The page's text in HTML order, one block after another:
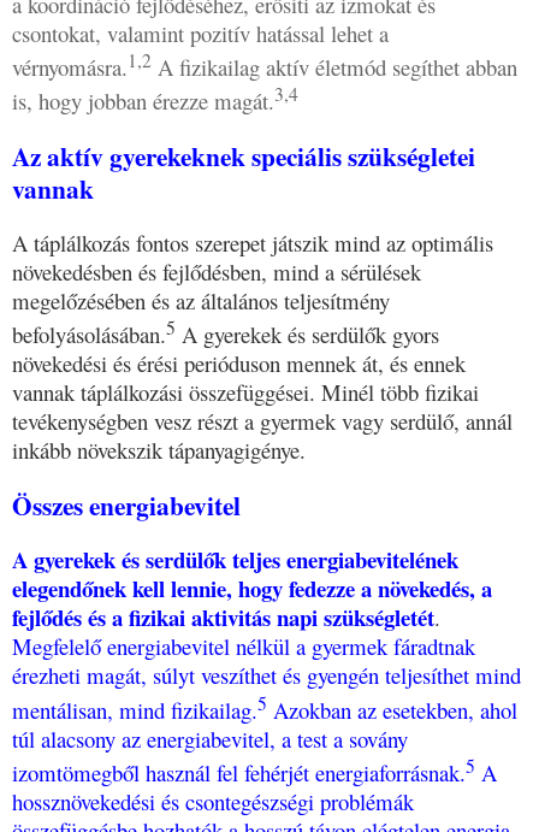
csontokat, valamint pozitív hatással lehet a
vérnyomásra.1,2 A fizikailag aktív életmód segíthet abban
is, hogy jobban érezze magát.3,4
Az aktív gyerekeknek speciális szükségletei
vannak
A táplálkozás fontos szerepet játszik mind az optimális
növekedésben és fejlődésben, mind a sérülések
megelőzésében és az általános teljesítmény
befolyásolásában.5 A gyerekek és serdülők gyors
növekedési és érési perióduson mennek át, és ennek
vannak táplálkozási összefüggései. Minél több fizikai
tevékenységben vesz részt a gyermek vagy serdülő, annál
inkább növekszik tápanyagigénye.
Összes energiabevitel
A gyerekek és serdülők teljes energiabevitelének
elegendőnek kell lennie, hogy fedezze a növekedés, a
fejlődés és a fizikai aktivitás napi szükségletét.
Megfelelő energiabevitel nélkül a gyermek fáradtnak
érezheti magát, súlyt veszíthet és gyengén teljesíthet mind
mentálisan, mind fizikailag.5 Azokban az esetekben, ahol
túl alacsony az energiabevitel, a test a sovány
izomtömegből használ fel fehérjét energiaforrásnak.5 A
hossznövekedési és csontegészségi problémák